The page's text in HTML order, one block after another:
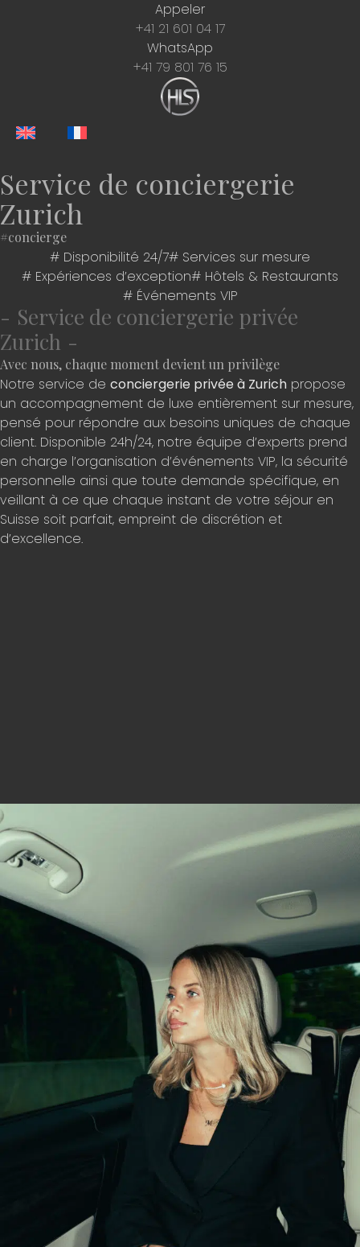
Appeler
+41 21 601 04 17
WhatsApp
+41 79 801 76 15
Service de conciergerie
Zurich
#concierge
# Disponibilité 24/7# Services sur mesure
# Expériences d’exception# Hôtels & Restaurants
# Événements VIP
Service de conciergerie privée
Zurich
Avec nous, chaque moment devient un privilège
Notre service de conciergerie privée à Zurich propose
un accompagnement de luxe entièrement sur mesure,
pensé pour répondre aux besoins uniques de chaque
client. Disponible 24h/24, notre équipe d’experts prend
en charge l’organisation d’événements VIP, la sécurité
personnelle ainsi que toute demande spécifique, en
veillant à ce que chaque instant de votre séjour en
Suisse soit parfait, empreint de discrétion et
d’excellence.